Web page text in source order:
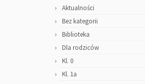
Aktualności
Bez kategorii
Biblioteka
Dla rodziców
Kl. 0
Kl. 1a